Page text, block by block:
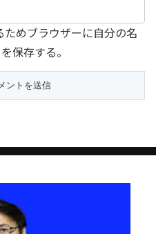
めブラウザーに自分の名
保存する。